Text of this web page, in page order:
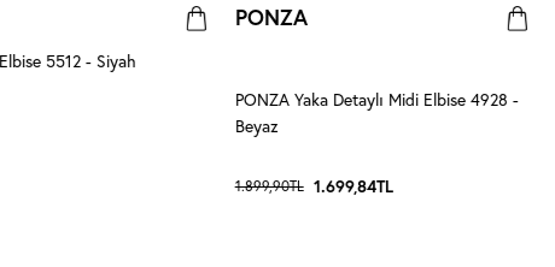
5512 - Siyah
PONZA
PONZA Yaka Detaylı Midi Elbise 4928 -
Beyaz
1.899,90TL 1.699,84TL